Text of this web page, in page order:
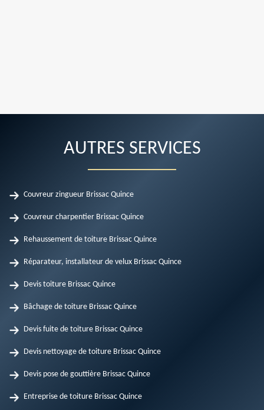
AUTRES SERVICES
Couvreur zingueur Brissac Quince
Couvreur charpentier Brissac Quince
Rehaussement de toiture Brissac Quince
Réparateur, installateur de velux Brissac Quince
Devis toiture Brissac Quince
Bâchage de toiture Brissac Quince
Devis fuite de toiture Brissac Quince
Devis nettoyage de toiture Brissac Quince
Devis pose de gouttière Brissac Quince
Entreprise de toiture Brissac Quince